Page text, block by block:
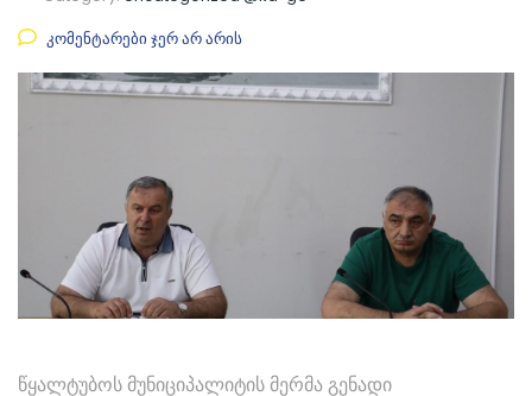
კომენტარები ჯერ არ არის
წყალტუბოს მუნიციპალიტის მერმა გენადი